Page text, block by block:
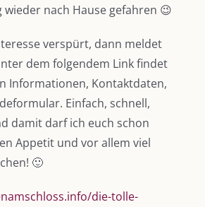
nach Hause gefahren 😉
verspürt, dann meldet
dem folgendem Link findet
Informationen, Kontaktdaten,
Einfach, schnell,
damit darf ich euch schon
Appetit und vor allem viel
🙂
die-tolle-